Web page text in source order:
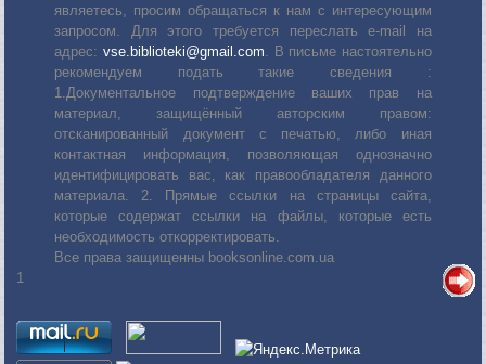
являетесь, просим обращаться к нам с интересующим
запросом. Для этого требуется переслать е-mail на
адрес: vse.biblioteki@gmail.com. В письме настоятельно
рекомендуем подать такие сведения :
1.Документальное подтверждение ваших прав на
материал, защищённый авторским правом:
отсканированный документ с печатью, либо иная
контактная информация, позволяющая однозначно
идентифицировать вас, как правообладателя данного
материала. 2. Прямые ссылки на страницы сайта,
которые содержат ссылки на файлы, которые есть
необходимость откорректировать.
Все права защищенны booksonline.com.ua
1